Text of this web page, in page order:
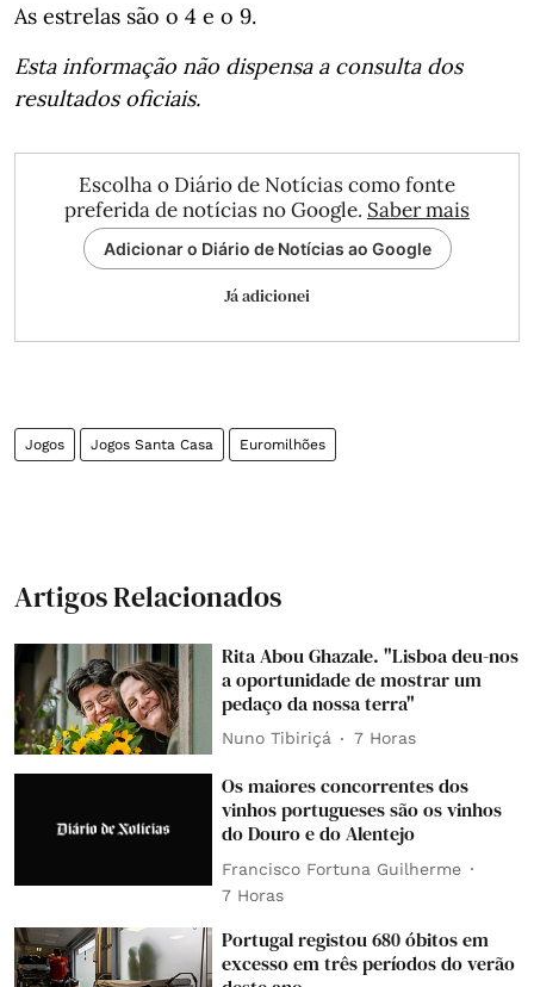
As estrelas são o 4 e o 9.
Esta informação não dispensa a consulta dos
resultados oficiais.
Escolha o Diário de Notícias como fonte
preferida de notícias no Google. Saber mais
Adicionar o Diário de Notícias ao Google
Já adicionei
Jogos Jogos Santa Casa Euromilhões
Artigos Relacionados
Rita Abou Ghazale. "Lisboa deu-nos
a oportunidade de mostrar um
pedaço da nossa terra"
Nuno Tibiriçá 7 Horas
Os maiores concorrentes dos
vinhos portugueses são os vinhos
do Douro e do Alentejo
Francisco Fortuna Guilherme
7 Horas
Portugal registou 680 óbitos em
excesso em três períodos do verão